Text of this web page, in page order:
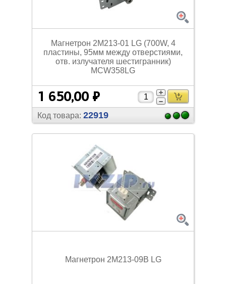
Магнетрон 2M213-01 LG (700W, 4
пластины, 95мм между отверстиями,
отв. излучателя шестигранник)
MCW358LG
1 650,00 ₽
Код товара: 22919
Магнетрон 2M213-09B LG